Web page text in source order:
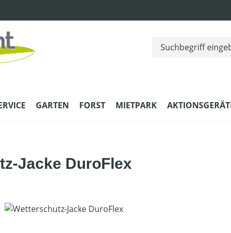
GARTEN FORST MIETPARK
Jacke DuroFlex